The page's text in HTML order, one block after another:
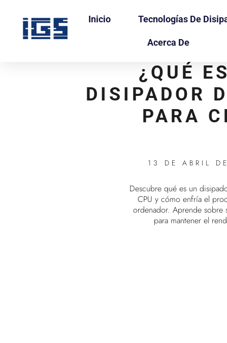
Inicio Tecnologías De
Acerca De
¿QUÉ
DISIPADOR
PARA
13 DE ABRIL
Descubre qué es un
CPU y cómo enfría el
ordenador. Aprende sobre
para mantener el